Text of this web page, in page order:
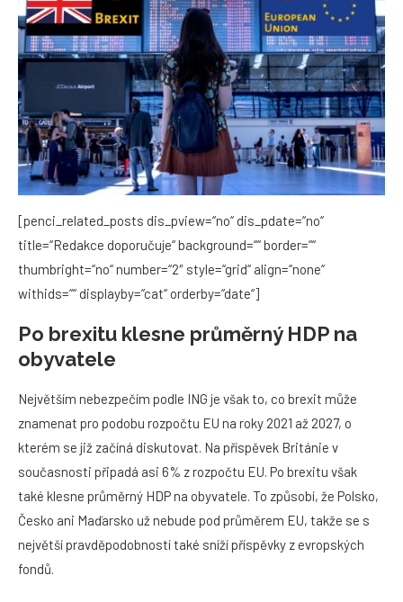
[penci_related_posts dis_pview=“no“ dis_pdate=“no“
title=“Redakce doporučuje“ background=““ border=““
thumbright=“no“ number=“2″ style=“grid“ align=“none“
withids=““ displayby=“cat“ orderby=“date“]
Po brexitu klesne průměrný HDP na
obyvatele
Největším nebezpečím podle ING je však to, co brexit může
znamenat pro podobu rozpočtu EU na roky 2021 až 2027, o
kterém se již začíná diskutovat. Na příspěvek Británie v
současnosti připadá asi 6% z rozpočtu EU. Po brexitu však
také klesne průměrný HDP na obyvatele. To způsobí, že Polsko,
Česko ani Maďarsko už nebude pod průměrem EU, takže se s
největší pravděpodobností také sníží příspěvky z evropských
fondů.